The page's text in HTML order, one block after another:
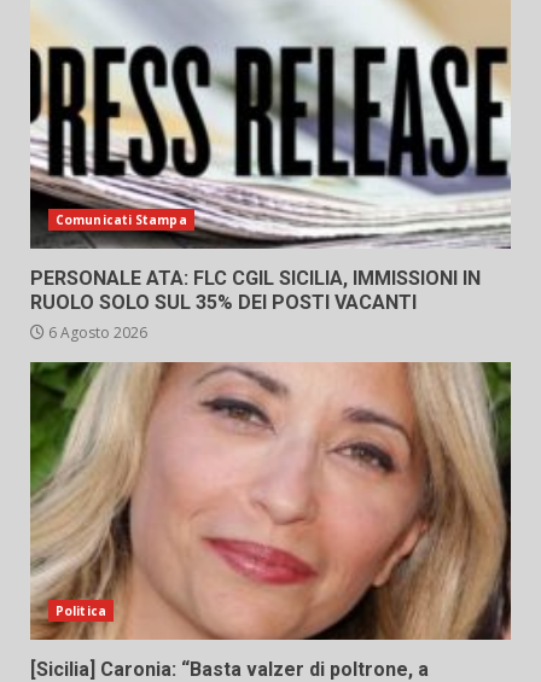
Comunicati Stampa
PERSONALE ATA: FLC CGIL SICILIA, IMMISSIONI IN
RUOLO SOLO SUL 35% DEI POSTI VACANTI
6 Agosto 2026
Politica
[Sicilia] Caronia: “Basta valzer di poltrone, a